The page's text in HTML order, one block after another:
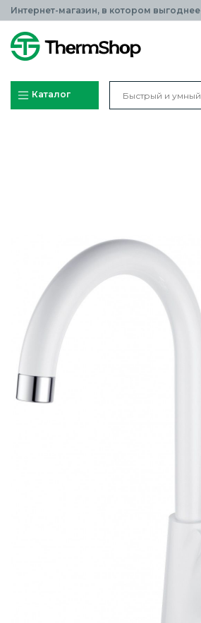
Интернет-магазин, в котором выгоднее
Каталог